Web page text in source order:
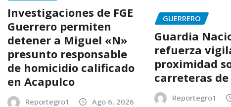
Investigaciones de FGE
Guerrero permiten
detener a Miguel «N»
presunto responsable
de homicidio calificado
en Acapulco
Reportegro1 Ago 6, 2026
GUERRERO
Guardia
refuerza
proximidad
carreteras
Reportegro1